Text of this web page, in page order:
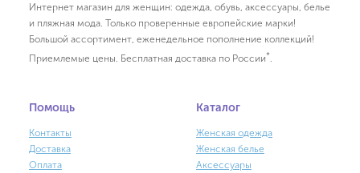
Интернет магазин для женщин: одежда, обувь, аксессуары, белье
и пляжная мода. Только проверенные европейские марки!
Большой ассортимент, еженедельное пополнение коллекций!
Приемлемые цены. Бесплатная доставка по России*
Помощь
Контакты
Доставка
Оплата
Каталог
Женская одежда
Женская белье
Аксессуары